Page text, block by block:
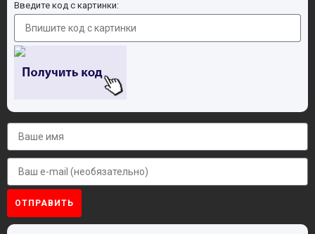
Введите код с картинки:
ОТПРАВИТЬ